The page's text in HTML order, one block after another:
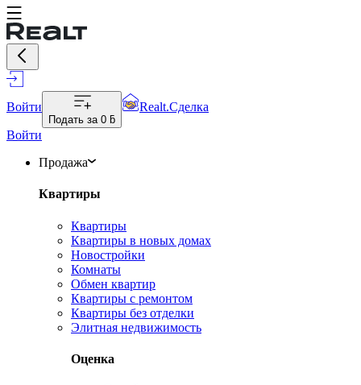
Войти
Подать за 0 ƃ
Realt.Сделка
Войти
Продажа
Квартиры
Квартиры
Квартиры в новых домах
Новостройки
Комнаты
Обмен квартир
Квартиры с ремонтом
Квартиры без отделки
Элитная недвижимость
Оценка